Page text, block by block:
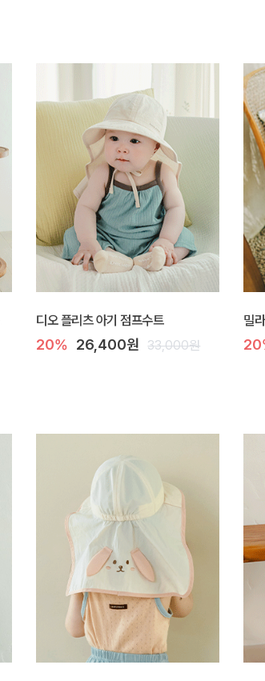
디오 플리츠 아기 점프수트
20% 26,400원 33,000원
밀